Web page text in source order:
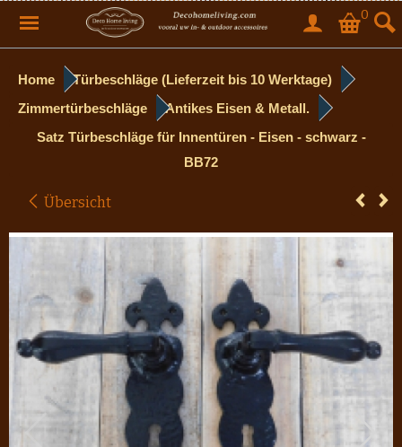
0
Home
Türbeschläge (Lieferzeit bis 10 Werktage)
Zimmertürbeschläge
Antikes Eisen & Metall.
Satz Türbeschläge für Innentüren - Eisen - schwarz -
BB72
Übersicht